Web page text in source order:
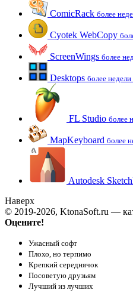
ComicRack более
Cyotek WebCopy
ScreenWings более
Desktops более недели
FL Studio более
MapKeyboard более
Autodesk
Наверх
© 2019-2026, KtonaSoft.ru —
Оцените!
Ужасный софт
Плохо, но терпимо
Крепкий середнячок
Посоветую друзьям
Лучший из лучших